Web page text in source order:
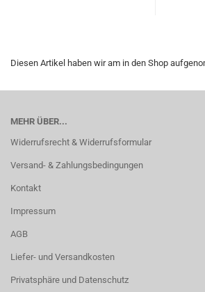
Diesen Artikel haben wir am in den Shop
MEHR ÜBER...
Widerrufsrecht & Widerrufsformular
Versand- & Zahlungsbedingungen
Kontakt
Impressum
AGB
Liefer- und Versandkosten
Privatsphäre und Datenschutz